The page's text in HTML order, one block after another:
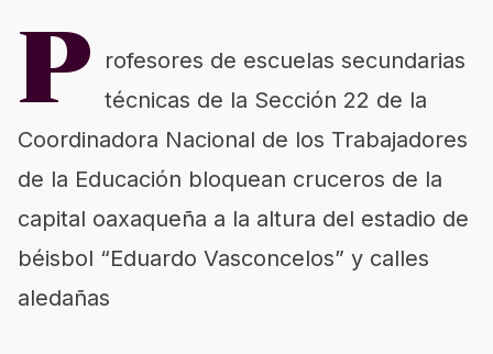
P
rofesores de escuelas secundarias
técnicas de la Sección 22 de la
Coordinadora Nacional de los Trabajadores
de la Educación bloquean cruceros de la
capital oaxaqueña a la altura del estadio de
béisbol “Eduardo Vasconcelos” y calles
aledañas